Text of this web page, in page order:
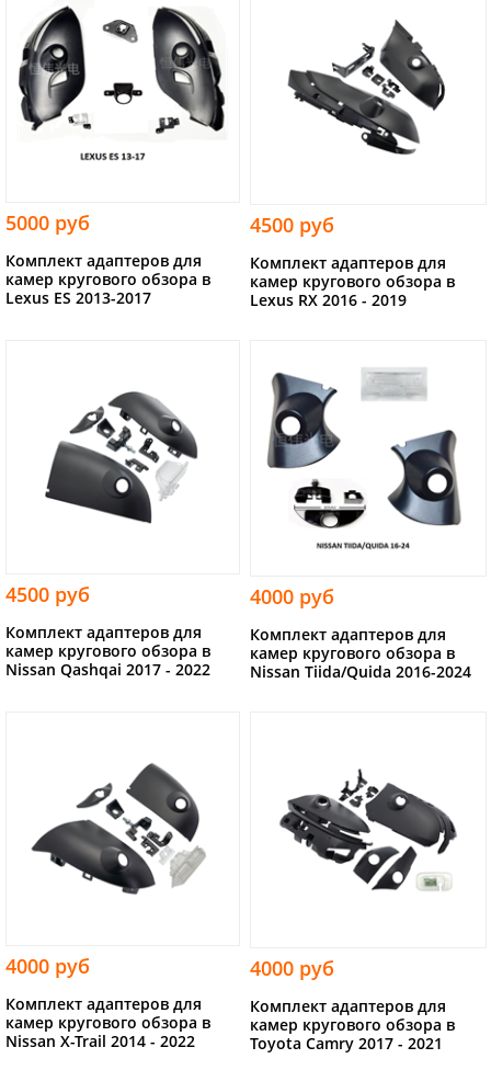
5000 руб
Комплект адаптеров для
камер кругового обзора в
Lexus ES 2013-2017
4500 руб
Комплект адаптеров для
камер кругового обзора в
Lexus RX 2016 - 2019
4500 руб
Комплект адаптеров для
камер кругового обзора в
Nissan Qashqai 2017 - 2022
4000 руб
Комплект адаптеров для
камер кругового обзора в
Nissan Tiida/Quida 2016-2024
4000 руб
Комплект адаптеров для
камер кругового обзора в
Nissan X-Trail 2014 - 2022
4000 руб
Комплект адаптеров для
камер кругового обзора в
Toyota Camry 2017 - 2021